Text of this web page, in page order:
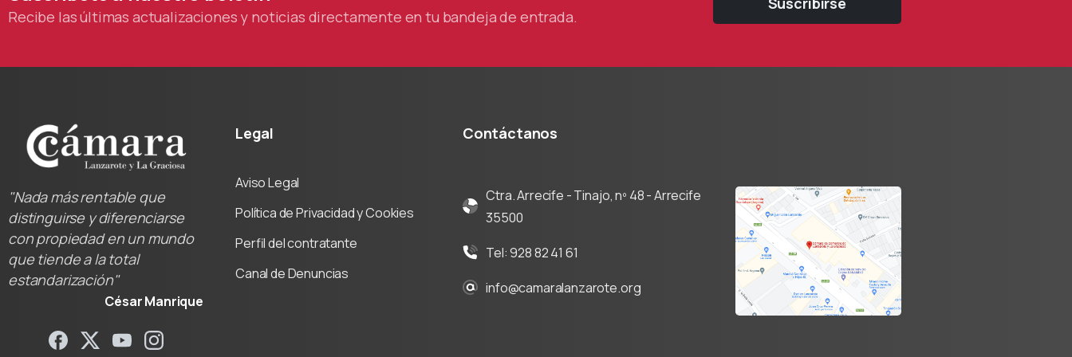
Recibe las últimas actualizaciones y noticias directamente en tu bandeja de entrada.
"Nada más rentable que
distinguirse y diferenciarse
con propiedad en un mundo
que tiende a la total
estandarización"
César Manrique
Legal
Aviso Legal
Política de Privacidad y Cookies
Perfil del contratante
Canal de Denuncias
Contáctanos
Ctra. Arrecife - Tinajo, nº 48 - Arrecife
35500
Tel: 928 82 41 61
info@camaralanzarote.org